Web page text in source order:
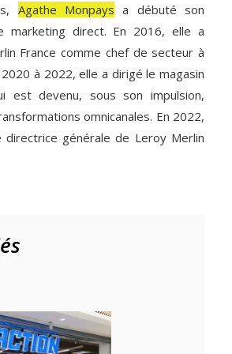
Agathe Monpays a débuté son
marketing direct. En 2016, elle a
France comme chef de secteur à
à 2022, elle a dirigé le magasin
est devenu, sous son impulsion,
omnicanales. En 2022,
générale de Leroy Merlin